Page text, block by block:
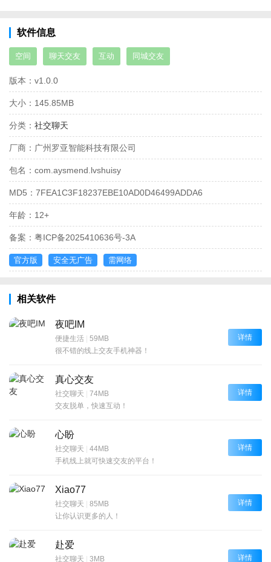
软件信息
空间 聊天交友 互动 同城交友
版本： v1.0.0
大小： 145.85MB
分类： 社交聊天
厂商： 广州罗亚智能科技有限公司
包名： com.aysmend.lvshuisy
MD5： 7FEA1C3F18237EBE10AD0D46499ADDA6
年龄： 12+
备案： 粤ICP备2025410636号-3A
官方版 安全无广告 需网络
相关软件
夜吧IM
便捷生活 | 59MB
很不错的线上交友手机神器！
详情
真心交友
社交聊天 | 74MB
交友脱单，快速互动！
详情
心盼
社交聊天 | 44MB
手机线上就可快速交友的平台！
详情
Xiao77
社交聊天 | 85MB
让你认识更多的人！
详情
赴爱
社交聊天 | 3MB
详情